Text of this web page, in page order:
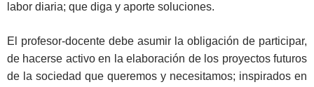
labor diaria; que diga y aporte soluciones.
El profesor-docente debe asumir la obligación de participar,
de hacerse activo en la elaboración de los proyectos futuros
de la sociedad que queremos y necesitamos; inspirados en